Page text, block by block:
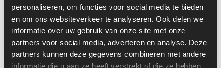
personaliseren, om functies voor social media te bieden
en om ons websiteverkeer te analyseren. Ook delen we
informatie over uw gebruik van onze site met onze
partners voor social media, adverteren en analyse. Deze
partners kunnen deze gegevens combineren met andere
informatie die u aan ze heeft verstrekt of die ze hebben
Onderdeel Type:
9590359
Onderdeel nummer:
9590359